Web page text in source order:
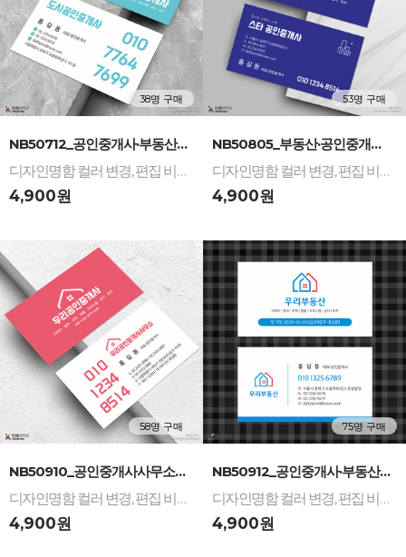
38명 구매
NB50712_공인중개사·부동산 디자인명함: 신뢰를...
디자인명함 컬러 변경, 편집 비용 무료 / 다양한 명함 재질 인쇄 제작
4,900원
53명 구매
NB50805_부동산·공인중개사 디자인명함: 미니멀...
디자인명함 컬러 변경, 편집 비용 무료 / 다양한 명함 재질 인쇄 제작
4,900원
58명 구매
NB50910_공인중개사사무소·부동산 디자인명함...
디자인명함 컬러 변경, 편집 비용 무료 / 다양한 명함 재질 인쇄 제작
4,900원
75명 구매
NB50912_공인중개사·부동산 디자인명함: 레드&...
디자인명함 컬러 변경, 편집 비용 무료 / 다양한 명함 재질 인쇄 제작
4,900원